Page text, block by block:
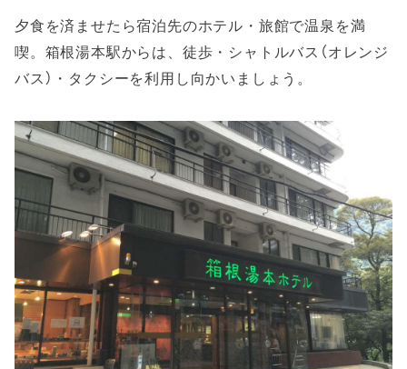
夕食を済ませたら宿泊先のホテル・旅館で温泉を満
喫。箱根湯本駅からは、徒歩・シャトルバス（オレンジ
バス）・タクシーを利用し向かいましょう。